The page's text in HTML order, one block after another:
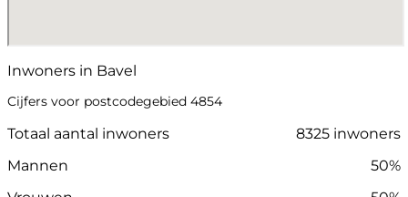
Inwoners in Bavel
Cijfers voor postcodegebied 4854
Totaal aantal inwoners
8325 inwoners
Mannen
50%